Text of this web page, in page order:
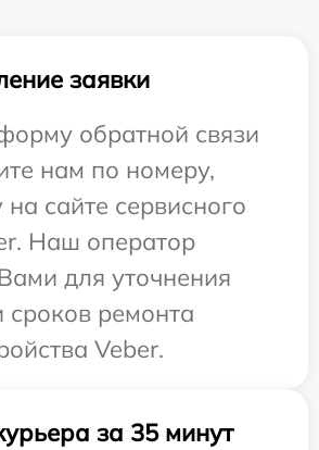
заявки
обратной связи
нам по номеру,
сайте сервисного
Наш оператор
для уточнения
сроков ремонта
Veber.
за 35 минут